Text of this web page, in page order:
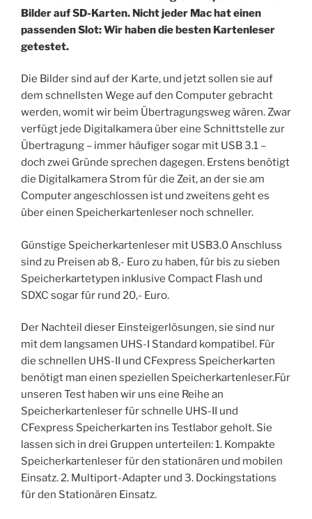
Bilder auf SD-Karten. Nicht jeder Mac hat einen
passenden Slot: Wir haben die besten Kartenleser
getestet.
Die Bilder sind auf der Karte, und jetzt sollen sie auf
dem schnellsten Wege auf den Computer gebracht
werden, womit wir beim Übertragungsweg wären. Zwar
verfügt jede Digitalkamera über eine Schnittstelle zur
Übertragung – immer häufiger sogar mit USB 3.1 –
doch zwei Gründe sprechen dagegen. Erstens benötigt
die Digitalkamera Strom für die Zeit, an der sie am
Computer angeschlossen ist und zweitens geht es
über einen Speicherkartenleser noch schneller.
Günstige Speicherkartenleser mit USB3.0 Anschluss
sind zu Preisen ab 8,- Euro zu haben, für bis zu sieben
Speicherkartetypen inklusive Compact Flash und
SDXC sogar für rund 20,- Euro.
Der Nachteil dieser Einsteigerlösungen, sie sind nur
mit dem langsamen UHS-I Standard kompatibel. Für
die schnellen UHS-II und CFexpress Speicherkarten
benötigt man einen speziellen Speicherkartenleser.Für
unseren Test haben wir uns eine Reihe an
Speicherkartenleser für schnelle UHS-II und
CFexpress Speicherkarten ins Testlabor geholt. Sie
lassen sich in drei Gruppen unterteilen: 1. Kompakte
Speicherkartenleser für den stationären und mobilen
Einsatz. 2. Multiport-Adapter und 3. Dockingstations
für den Stationären Einsatz.